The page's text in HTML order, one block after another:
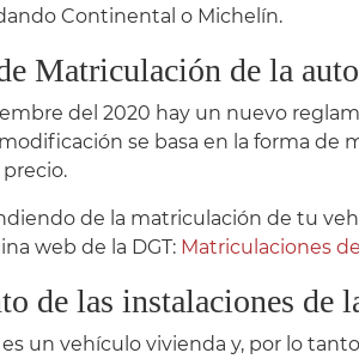
Continental o Michelín.
Matriculación de la
del 2020 hay un nuevo
se basa en la forma de
de la matriculación de tu
web de la DGT: Matriculaciones
de las instalaciones de
un vehículo vivienda y, por lo